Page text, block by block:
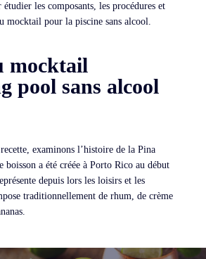
les composants, les procédures et
mocktail pour la piscine sans alcool.
mocktail
pool sans alcool
examinons l’histoire de la Pina
boisson a été créée à Porto Rico au début
depuis lors les loisirs et les
traditionnellement de rhum, de crème